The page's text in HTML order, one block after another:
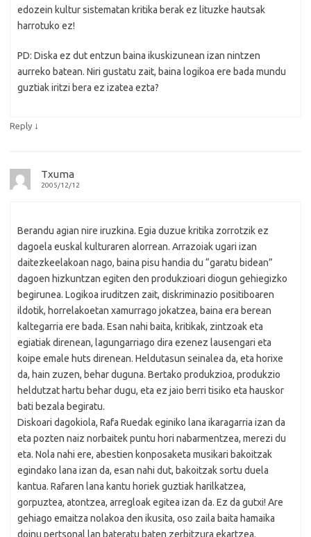
edozein kultur sistematan kritika berak ez lituzke hautsak
harrotuko ez!
PD: Diska ez dut entzun baina ikuskizunean izan nintzen
aurreko batean. Niri gustatu zait, baina logikoa ere bada mundu
guztiak iritzi bera ez izatea ezta?
Reply ↓
Txuma
2005/12/12
Berandu agian nire iruzkina. Egia duzue kritika zorrotzik ez
dagoela euskal kulturaren alorrean. Arrazoiak ugari izan
daitezkeelakoan nago, baina pisu handia du “garatu bidean”
dagoen hizkuntzan egiten den produkzioari diogun gehiegizko
begirunea. Logikoa iruditzen zait, diskriminazio positiboaren
ildotik, horrelakoetan xamurrago jokatzea, baina era berean
kaltegarria ere bada. Esan nahi baita, kritikak, zintzoak eta
egiatiak direnean, lagungarriago dira ezenez lausengari eta
koipe emale huts direnean. Heldutasun seinalea da, eta horixe
da, hain zuzen, behar duguna. Bertako produkzioa, produkzio
heldutzat hartu behar dugu, eta ez jaio berri tisiko eta hauskor
bati bezala begiratu.
Diskoari dagokiola, Rafa Ruedak eginiko lana ikaragarria izan da
eta pozten naiz norbaitek puntu hori nabarmentzea, merezi du
eta. Nola nahi ere, abestien konposaketa musikari bakoitzak
egindako lana izan da, esan nahi dut, bakoitzak sortu duela
kantua. Rafaren lana kantu horiek guztiak harilkatzea,
gorpuztea, atontzea, arregloak egitea izan da. Ez da gutxi! Are
gehiago emaitza nolakoa den ikusita, oso zaila baita hamaika
doinu pertsonal lan bateratu baten zerbitzura ekartzea.